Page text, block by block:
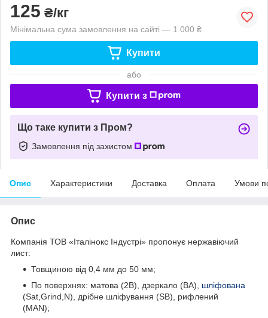
125 ₴/кг
Мінімальна сума замовлення на сайті — 1 000 ₴
Купити
або
Купити з
Що таке купити з Пром?
Замовлення під захистом
Опис Характеристики Доставка Оплата Умови
Опис
Компанія ТОВ «Італінокс Індустрі» пропонує нержавіючий
лист:
Товщиною від 0,4 мм до 50 мм;
По поверхнях: матова (2В), дзеркало (ВА), шліфована
(Sat,Grind,N), дрібне шліфування (SB), рифлений
(MAN);